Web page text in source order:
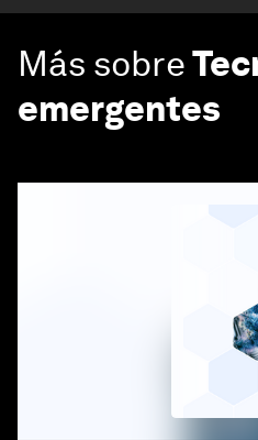
Más sobre
emergentes